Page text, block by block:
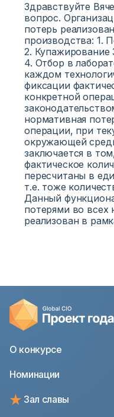
Здравствуйте
вопрос.
потерь
производства: 1.
2. Купажирование
4. Отбор в
каждом
фиксации
конкретной
нормативная
операции, при
окружающей
заключается в
фактическое
пересчитаны в
т.е. тоже
Данный
потерями во всех
реализован в
О конкурсе
Номинации
Зал славы